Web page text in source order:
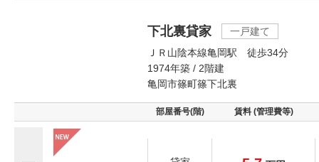
下北裏貸家
一戸建て
ＪＲ山陰本線亀岡駅 徒歩34分
1974年築 / 2階建
亀岡市篠町篠下北裏
部屋番号(階) 賃料 (管理費等)